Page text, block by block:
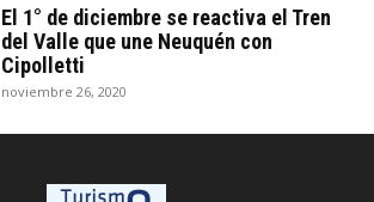
El 1° de diciembre se reactiva el Tren
del Valle que une Neuquén con
Cipolletti
noviembre 26, 2020